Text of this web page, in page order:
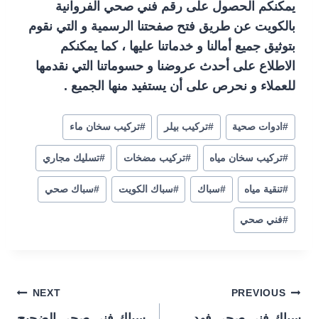
يمكنكم الحصول على رقم فني صحي الفروانية
بالكويت عن طريق فتح صفحتنا الرسمية و التي نقوم
بتوثيق جميع أمالنا و خدماتنا عليها ، كما يمكنكم
الاطلاع على أحدث عروضنا و حسوماتنا التي نقدمها
للعملاء و نحرص على أن يستفيد منها الجميع .
#ادوات صحية #تركيب بيلر #تركيب سخان ماء
#تركيب سخان مياه #تركيب مضخات #تسليك مجاري
#تنقية مياه #سباك #سباك الكويت #سباك صحي
#فني صحي
تصفّح
PREVIOUS
NEXT